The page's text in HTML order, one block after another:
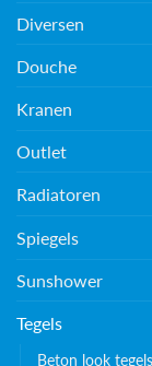
Diversen
Douche
Kranen
Outlet
Radiatoren
Spiegels
Sunshower
Tegels
Beton look tegels